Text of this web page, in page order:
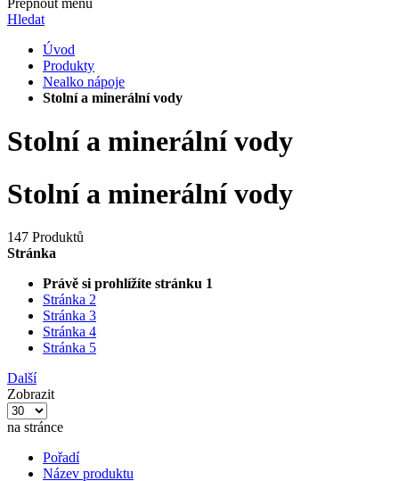
Přepnout menu
Hledat
Úvod
Produkty
Nealko nápoje
Stolní a minerální vody
Stolní a minerální vody
Stolní a minerální vody
147 Produktů
Stránka
Právě si prohlížíte stránku 1
Stránka 2
Stránka 3
Stránka 4
Stránka 5
Další
Zobrazit
na stránce
Pořadí
Název produktu